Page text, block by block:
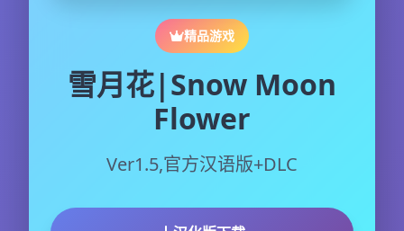
精品游戏
雪月花|Snow Moon
Flower
Ver1.5,官方汉语版+DLC